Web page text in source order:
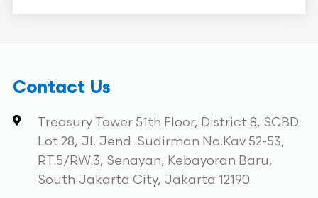
Contact Us
Treasury Tower 51th Floor, District 8, SCBD
Lot 28, Jl. Jend. Sudirman No.Kav 52-53,
RT.5/RW.3, Senayan, Kebayoran Baru,
South Jakarta City, Jakarta 12190